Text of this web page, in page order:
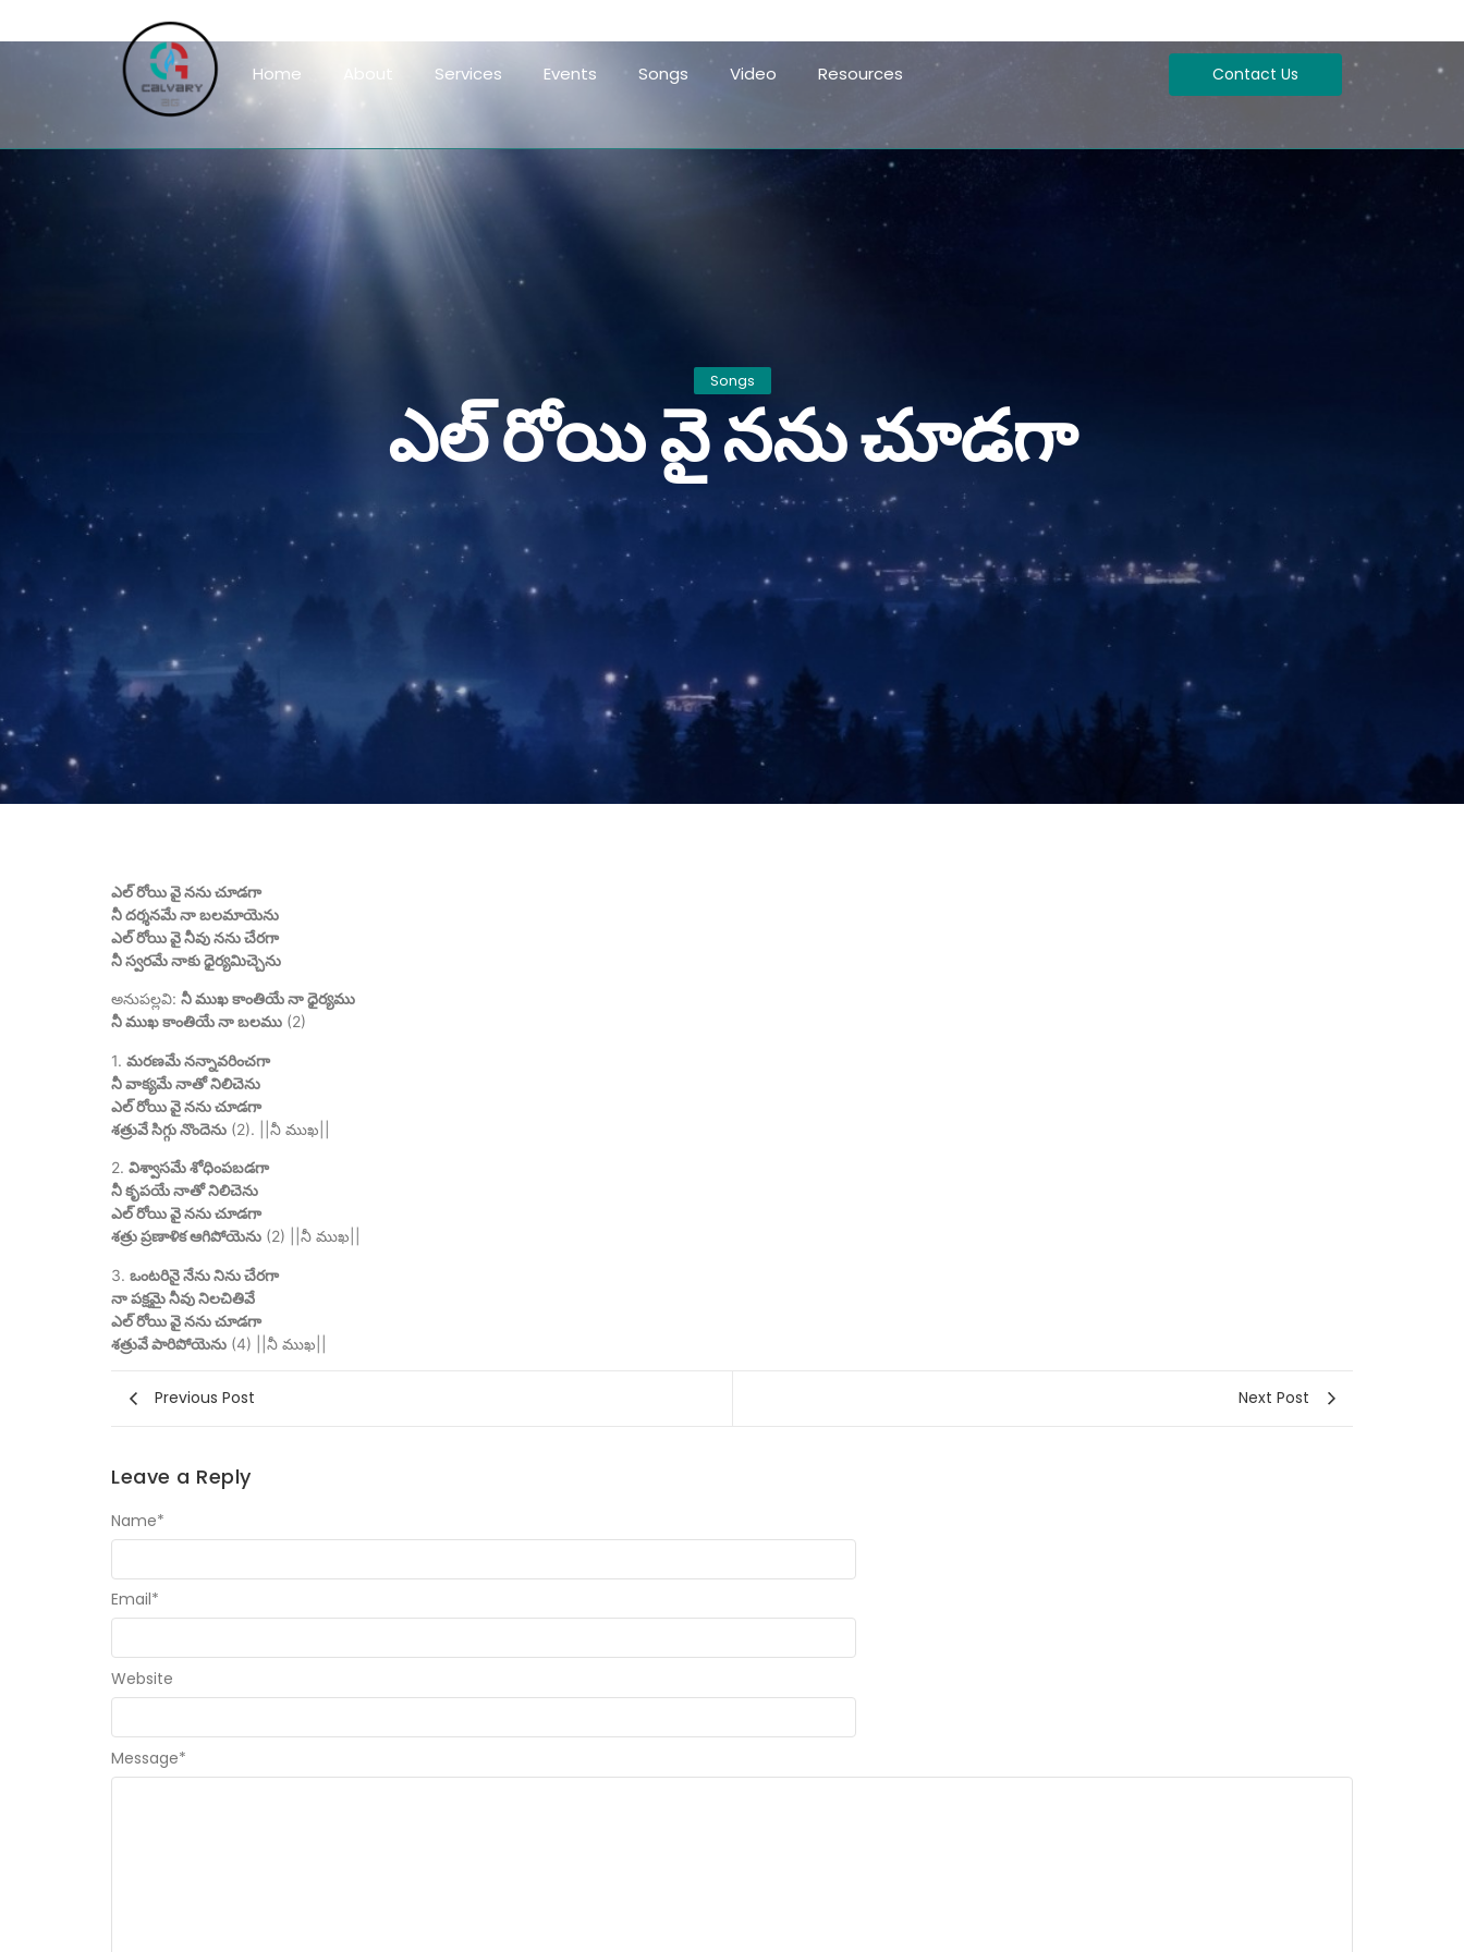
Home Services Events Songs Video Resources Contact Us
Songs
ఎల్ రోయి వై నను చూడగా
ఎల్ రోయి వై నను చూడగా
నీ దర్శనమే నా బలమాయెను
ఎల్ రోయి వై నీవు నను చేరగా
నీ స్వరమే నాకు ధైర్యమిచ్చెను
అనుపల్లవి: నీ ముఖ కాంతియే నా ధైర్యము
నీ ముఖ కాంతియే నా బలము (2)
1. మరణమే నన్నావరించగా
నీ వాక్యమే నాతో నిలిచెను
ఎల్ రోయి వై నను చూడగా
శత్రువే సిగ్గు నొందెను (2). ||నీ ముఖ||
2. విశ్వాసమే శోధింపబడగా
నీ కృపయే నాతో నిలిచెను
ఎల్ రోయి వై నను చూడగా
శత్రు ప్రణాళిక ఆగిపోయెను (2) ||నీ ముఖ||
3. ఒంటరినై నేను నిను చేరగా
నా పక్షమై నీవు నిలచితివే
ఎల్ రోయి వై నను చూడగా
శత్రువే పారిపోయెను (4) ||నీ ముఖ||
Previous Post Next Post
Leave a Reply
Message*
Name*
Email*
Website